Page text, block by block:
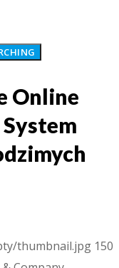
Online
thumbnail.jpg 150